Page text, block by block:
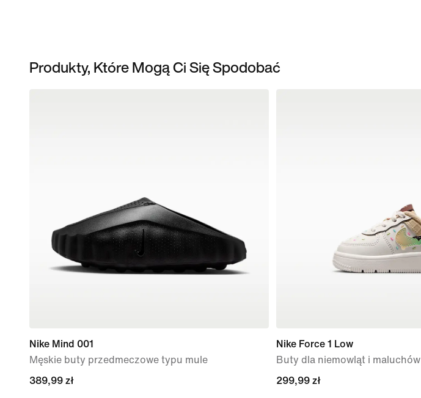
Produkty, Które Mogą Ci Się Spodobać
Nike Mind 001
Męskie buty przedmeczowe typu mule
389,99 zł
389,99 zł
Nike Force 1 Low
Buty dla niemowląt i maluchów
299,99 zł
299,99 zł